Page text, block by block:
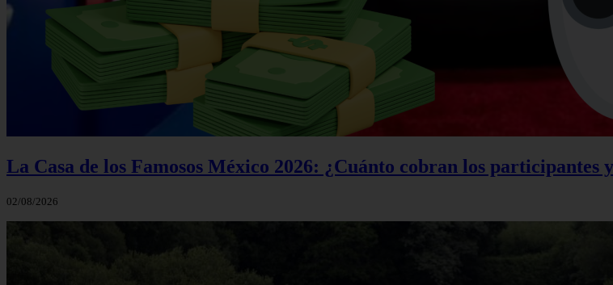
La Casa de los Famosos México 2026: ¿Cuánto cobran los participantes
02/08/2026